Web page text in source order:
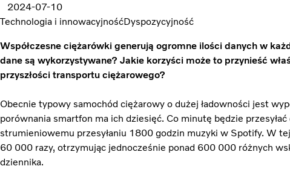
2024-07-10
Technologia i innowacyjnośćDyspozycyjność
Współczesne ciężarówki generują ogromne ilości danych w
dane są wykorzystywane? Jakie korzyści może to przynieść
przyszłości transportu ciężarowego?
Obecnie typowy samochód ciężarowy o dużej ładowności jest
porównania smartfon ma ich dziesięć. Co minutę będzie
strumieniowemu przesyłaniu 1800 godzin muzyki w Spotify. W
60 000 razy, otrzymując jednocześnie ponad 600 000 różnych
dziennika.